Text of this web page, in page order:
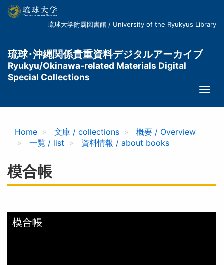
コ
琉球大学附属図書館 / University of the Ryukyus Library
琉球･沖縄関係貴重資料デジタルアーカイブ
Ryukyu/Okinawa-related Materials Digital
Special Collections
Home 文庫 / collections
概要 / Overview
一覧 / list
資料情報 / about books
模合帳